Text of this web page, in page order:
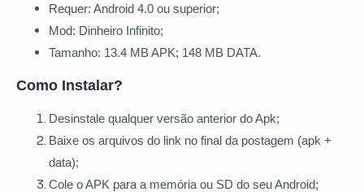
Requer: Android 4.0 ou superior;
Mod: Dinheiro Infinito;
Tamanho: 13.4 MB APK; 148 MB DATA.
Como Instalar?
Desinstale qualquer versão anterior do Apk;
Baixe os arquivos do link no final da postagem (apk +
data);
Cole o APK para a memória ou SD do seu Android;